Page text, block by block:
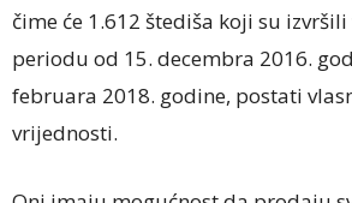
čime će 1.612 štediša koji su
periodu od 15. decembra 2016.
februara 2018. godine, postati
vrijednosti.